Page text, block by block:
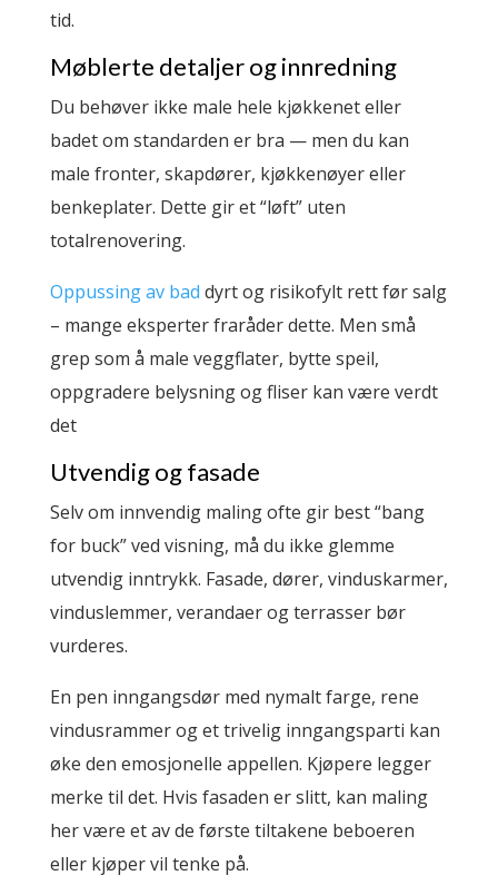
tid.
Møblerte detaljer og innredning
Du behøver ikke male hele kjøkkenet eller
badet om standarden er bra — men du kan
male fronter, skapdører, kjøkkenøyer eller
benkeplater. Dette gir et “løft” uten
totalrenovering.
Oppussing av bad dyrt og risikofylt rett før salg
– mange eksperter fraråder dette. Men små
grep som å male veggflater, bytte speil,
oppgradere belysning og fliser kan være verdt
det
Utvendig og fasade
Selv om innvendig maling ofte gir best “bang
for buck” ved visning, må du ikke glemme
utvendig inntrykk. Fasade, dører, vinduskarmer,
vinduslemmer, verandaer og terrasser bør
vurderes.
En pen inngangsdør med nymalt farge, rene
vindusrammer og et trivelig inngangsparti kan
øke den emosjonelle appellen. Kjøpere legger
merke til det. Hvis fasaden er slitt, kan maling
her være et av de første tiltakene beboeren
eller kjøper vil tenke på.